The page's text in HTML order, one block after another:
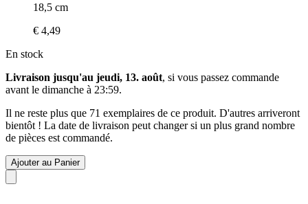
18,5 cm
€ 4,49
En stock
Livraison jusqu'au jeudi, 13. août, si vous passez commande
avant le dimanche à 23:59.
Il ne reste plus que 71 exemplaires de ce produit. D'autres arriveront
bientôt ! La date de livraison peut changer si un plus grand nombre
de pièces est commandé.
Ajouter au Panier